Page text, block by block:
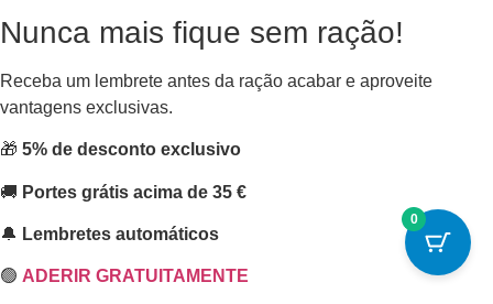
Nunca mais fique sem ração!
Receba um lembrete antes da ração acabar e aproveite
vantagens exclusivas.
🎁 5% de desconto exclusivo
🚚 Portes grátis acima de 35 €
🔔 Lembretes automáticos
🟢 ADERIR GRATUITAMENTE
0